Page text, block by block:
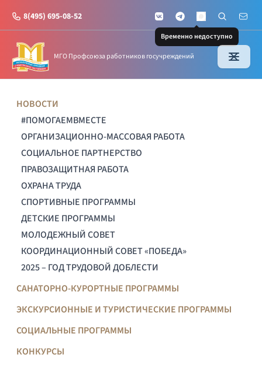
8(495) 695-08-52 VKontakteTelegramMAX
Временно недоступно
Поиск по
Почта
МГО Профсоюза работников госучреждений
НОВОСТИ
#ПОМОГАЕМВМЕСТЕ
ОРГАНИЗАЦИОННО-МАССОВАЯ РАБОТА
СОЦИАЛЬНОЕ ПАРТНЕРСТВО
ПРАВОЗАЩИТНАЯ РАБОТА
ОХРАНА ТРУДА
СПОРТИВНЫЕ ПРОГРАММЫ
ДЕТСКИЕ ПРОГРАММЫ
МОЛОДЕЖНЫЙ СОВЕТ
КООРДИНАЦИОННЫЙ СОВЕТ «ПОБЕДА»
2025 – ГОД ТРУДОВОЙ ДОБЛЕСТИ
САНАТОРНО-КУРОРТНЫЕ ПРОГРАММЫ
ЭКСКУРСИОННЫЕ И ТУРИСТИЧЕСКИЕ ПРОГРАММЫ
СОЦИАЛЬНЫЕ ПРОГРАММЫ
КОНКУРСЫ